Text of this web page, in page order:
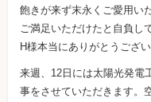
飽きが来ず末永くご愛用い
ご満足いただけたと自負し
H様本当にありがとうござい
来週、12日には太陽光発電
事をさせていただきます。